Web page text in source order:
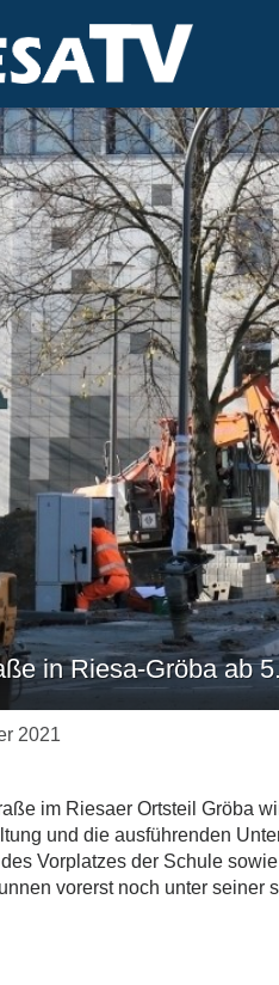
in Riesa-Gröba ab
2021
im Riesaer Ortsteil Gröba
und die ausführenden
Vorplatzes der Schule
vorerst noch unter seiner